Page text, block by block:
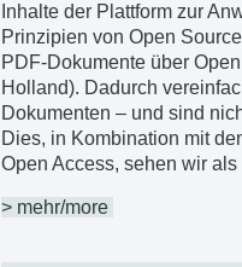
Inhalte der Plattform zur
Prinzipien von Open
PDF-Dokumente über
Holland). Dadurch
Dokumenten – und sind
Dies, in Kombination mit
Open Access, sehen wir
> mehr/more